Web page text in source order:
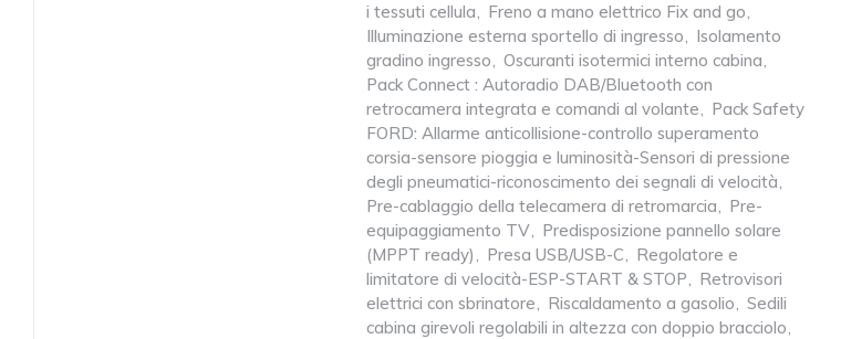
i tessuti cellula, Freno a mano elettrico Fix and go,
Illuminazione esterna sportello di ingresso, Isolamento
gradino ingresso, Oscuranti isotermici interno cabina,
Pack Connect : Autoradio DAB/Bluetooth con
retrocamera integrata e comandi al volante, Pack Safety
FORD: Allarme anticollisione-controllo superamento
corsia-sensore pioggia e luminosità-Sensori di pressione
degli pneumatici-riconoscimento dei segnali di velocità,
Pre-cablaggio della telecamera di retromarcia, Pre-
equipaggiamento TV, Predisposizione pannello solare
(MPPT ready), Presa USB/USB-C, Regolatore e
limitatore di velocità-ESP-START & STOP, Retrovisori
elettrici con sbrinatore, Riscaldamento a gasolio, Sedili
cabina girevoli regolabili in altezza con doppio bracciolo,